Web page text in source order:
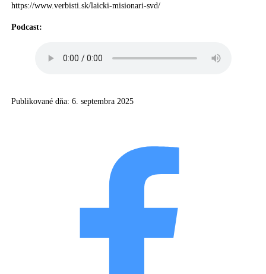
https://www.verbisti.sk/laicki-misionari-svd/
Podcast:
Publikované dňa: 6. septembra 2025